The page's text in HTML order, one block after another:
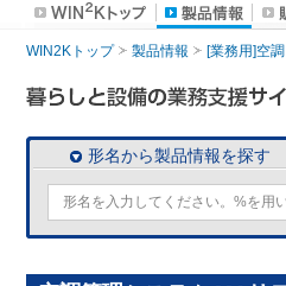
WIN2Kトップ 製品情報 [業務用]空
形名から製品情報を探す